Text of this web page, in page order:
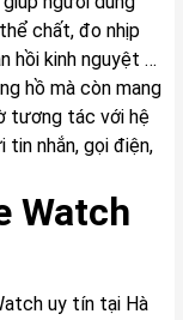
chất, đo nhịp
hồi kinh nguyệt …
hồ mà còn mang
tương tác với hệ
tin nhắn, gọi điện,
Watch
uy tín tại Hà